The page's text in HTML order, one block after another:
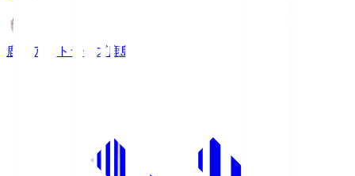
鹿島アントラーズ鹿島